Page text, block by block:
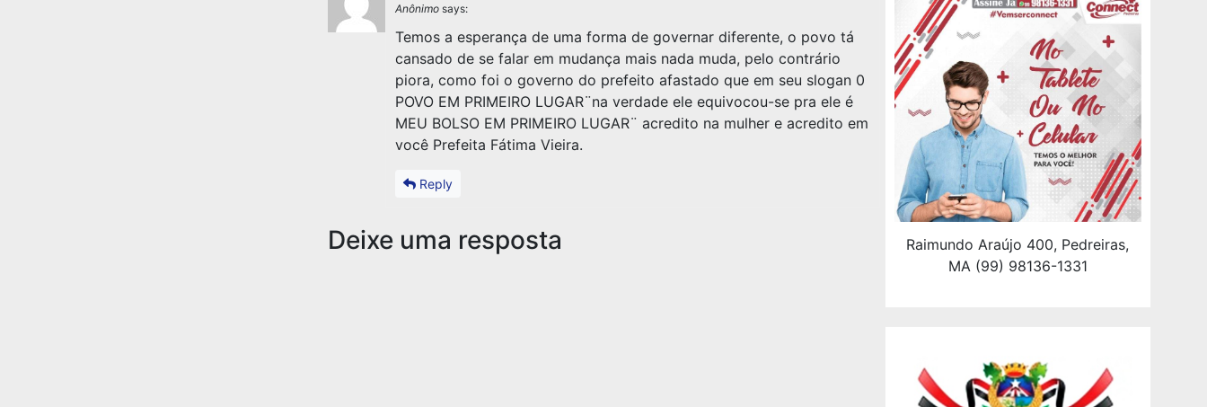
Anônimo says:
Temos a esperança de uma forma de governar diferente, o povo tá
cansado de se falar em mudança mais nada muda, pelo contrário
piora, como foi o governo do prefeito afastado que em seu slogan 0
POVO EM PRIMEIRO LUGAR¨na verdade ele equivocou-se pra ele é
MEU BOLSO EM PRIMEIRO LUGAR¨ acredito na mulher e acredito em
você Prefeita Fátima Vieira.
Reply
Deixe uma resposta
Raimundo Araújo 400, Pedreiras,
MA (99) 98136-1331